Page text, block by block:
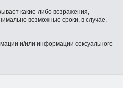
какие-либо возражения,
возможные сроки, в случае,
и/или информации сексуального